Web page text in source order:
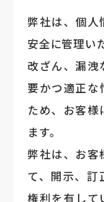
弊社は、個人
安全に管理い
改ざん、漏洩
要かつ適正な
ため、お客様
ます。
弊社は、お客
て、開示、訂
権利を有して